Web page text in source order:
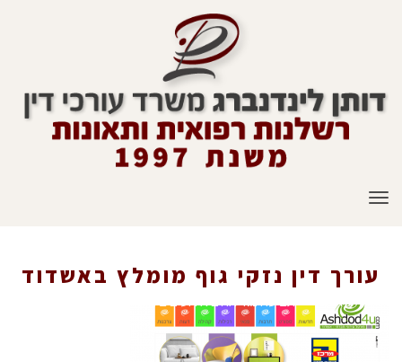
תפריט
» עיתונות » תביעה נגד אולם אירועים בלה וידה - בת 72 שברה את ידה
עורך דין נזקי גוף מומלץ באשדוד